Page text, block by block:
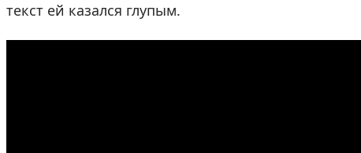
текст ей казался глупым.